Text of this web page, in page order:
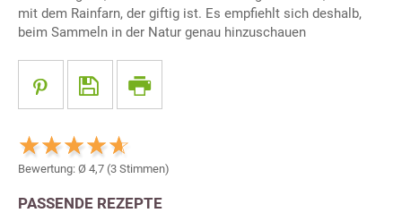
mit dem Rainfarn, der giftig ist. Es empfiehlt sich deshalb,
beim Sammeln in der Natur genau hinzuschauen
Bewertung: Ø 4,7 (3 Stimmen)
PASSENDE REZEPTE